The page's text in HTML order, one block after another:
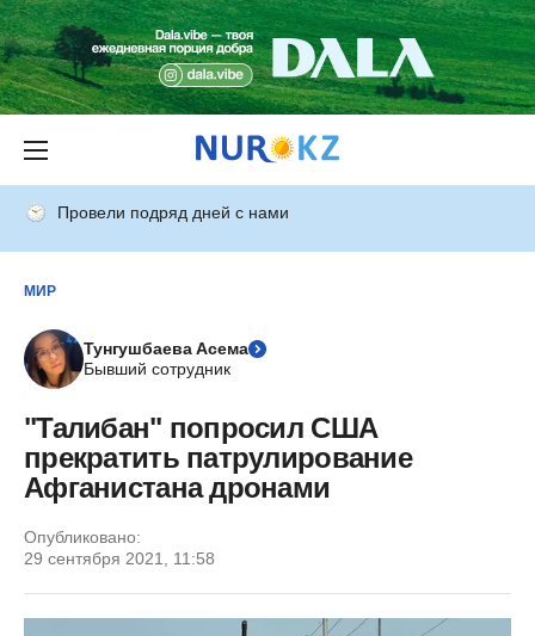
Провели подряд дней с нами
МИР
Тунгушбаева Асема
Бывший сотрудник
"Талибан" попросил США
прекратить патрулирование
Афганистана дронами
Опубликовано:
29 сентября 2021, 11:58